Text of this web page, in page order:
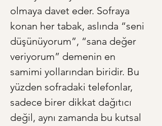
olmaya davet eder. Sofraya
konan her tabak, aslında “seni
düşünüyorum”, “sana değer
veriyorum” demenin en
samimi yollarından biridir. Bu
yüzden sofradaki telefonlar,
sadece birer dikkat dağıtıcı
değil, aynı zamanda bu kutsal